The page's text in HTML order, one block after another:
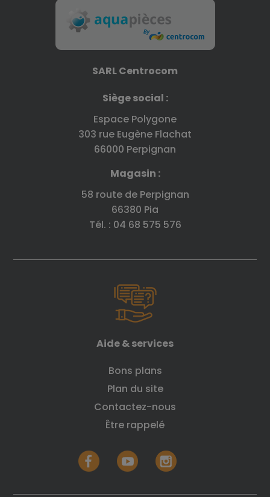
SARL Centrocom
Siège social :
Espace Polygone
303 rue Eugène Flachat
66000 Perpignan
Magasin :
58 route de Perpignan
66380 Pia
Tél. : 04 68 575 576
Aide & services
Bons plans
Plan du site
Contactez-nous
Être rappelé